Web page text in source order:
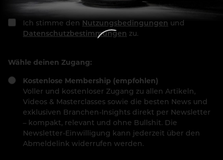
Ich stimme den Nutzungsbedingungen und
Datenschutzbestimmungen zu.
Wähle deinen Zugang:
Kostenlose Membership (empfohlen)
Voller und kostenloser Zugang zu allen Artikeln,
Videos & Masterclasses sowie die besten News und
exklusiven Branchen-Insights direkt per Newsletter
– kompakt, relevant und ohne Bullshit. Die
Newsletter-Einwilligung kann jederzeit über den
Abmeldelink widerrufen werden.